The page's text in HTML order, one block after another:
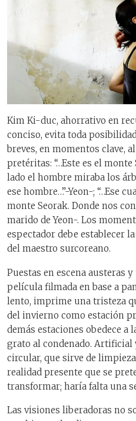
Kim Ki-duc, ahorrativo en
conciso, evita toda
breves, en momentos clave,
pretéritas: “…Este es el
lado el hombre miraba los
ese hombre…”-Yeon-; “…Ese
monte Seorak. Donde nos
marido de Yeon-. Los
espectador debe establecer
del maestro surcoreano.
Puestas en escena austeras
película filmada en base a
lento, imprime una tristeza
del invierno como estación
demás estaciones obedece a
grato al condenado.
circular, que sirve de
realidad presente que se
transformar; haría falta una
Las visiones liberadoras no